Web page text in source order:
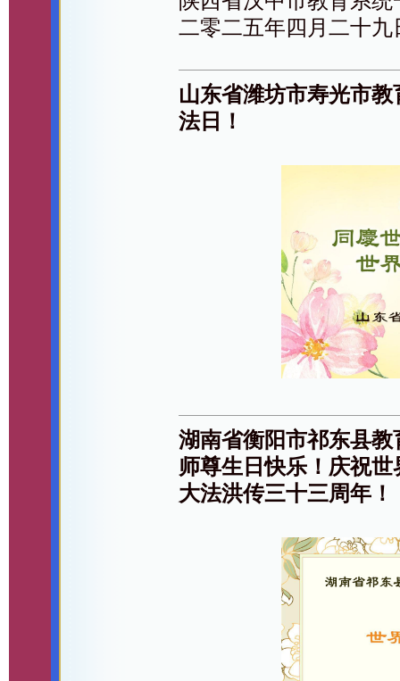
二零二五年四月二十九
山东省潍坊市寿光市
法日！
湖南省衡阳市祁东县
师尊生日快乐！庆祝
大法洪传三十三周年！